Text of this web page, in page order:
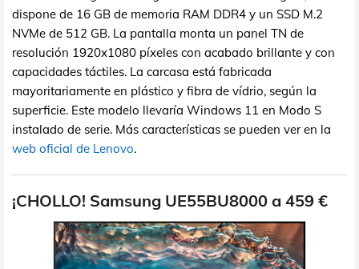
dispone de 16 GB de memoria RAM DDR4 y un SSD M.2
NVMe de 512 GB. La pantalla monta un panel TN de
resolución 1920x1080 píxeles con acabado brillante y con
capacidades táctiles. La carcasa está fabricada
mayoritariamente en plástico y fibra de vídrio, según la
superficie. Este modelo llevaría Windows 11 en Modo S
instalado de serie. Más características se pueden ver en la
web oficial de Lenovo.
¡CHOLLO! Samsung UE55BU8000 a 459 €